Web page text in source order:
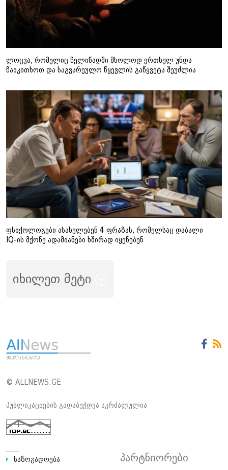
ლოცვა, რომელიც წელიწადში მხოლოდ ერთხელ უნდა
წაიკითხოთ და საგვარეულო წყევლის გაწყვეტა შეუძლია
ფსიქოლოგები ასახელებენ 4 ფრაზას, რომელსაც დაბალი
IQ-ის მქონე ადამიანები ხშირად იყენებენ
იხილეთ მეტი
© ALLNEWS.GE
პუბლიკაციების გადაბეჭდვა აკრძალულია
საზოგადოება
პარტნიორები